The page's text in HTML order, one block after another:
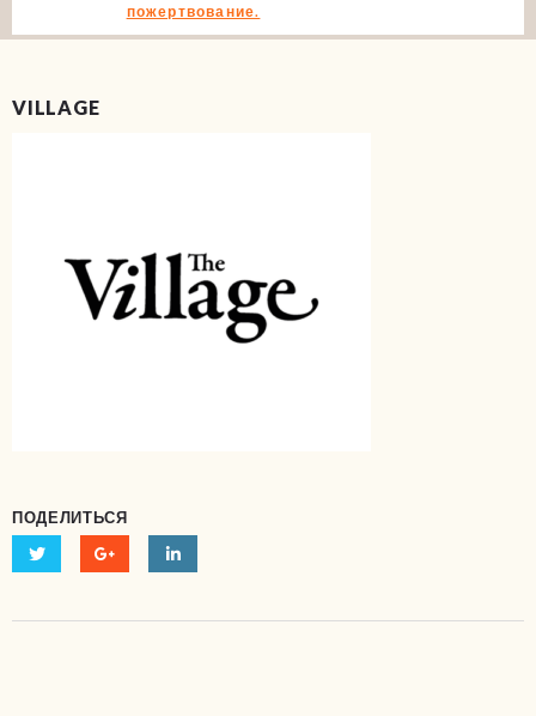
пожертвование.
VILLAGE
ПОДЕЛИТЬСЯ